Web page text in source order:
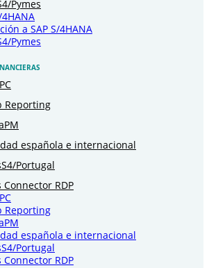
Pymes
4HANA
a SAP S/4HANA
Pymes
Reporting
española e internacional
Portugal
Connector RDP
Reporting
española e internacional
Portugal
Connector RDP